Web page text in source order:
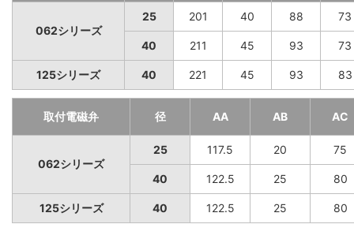
062シリーズ
25 201 40 88 73
40 211 45 93 73
125シリーズ 40 221 45 93 83
取付電磁弁 径 AA AB AC
062シリーズ
25 117.5 20 75
40 122.5 25 80
125シリーズ 40 122.5 25 80